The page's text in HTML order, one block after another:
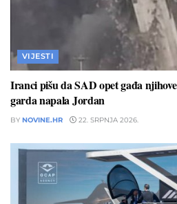
VIJESTI
Iranci pišu da SAD opet gađa
garda napala Jordan
BY NOVINE.HR 22. SRPNJA 2026.